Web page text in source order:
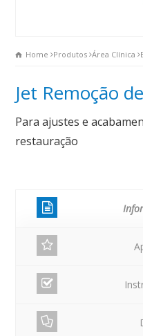
Home Produtos Área Clínica
Jet Remoção
Para ajustes e
restauração